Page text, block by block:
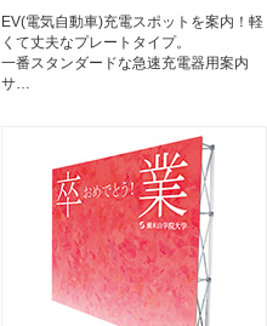
Trusco Nakayama
インテリア
Interior
EV(電気自動車)充電スポットを案内！軽
くて丈夫なプレートタイプ。
一番スタンダードな急速充電器用案内
サ…